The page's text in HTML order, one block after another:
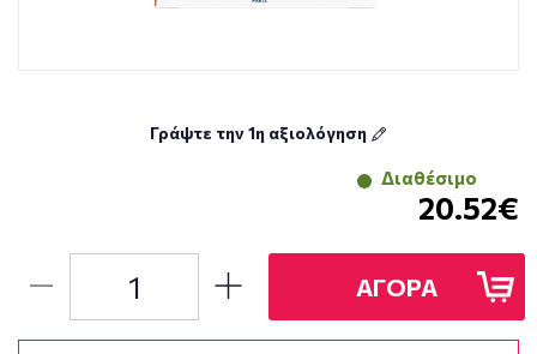
Γράψτε την 1η αξιολόγηση
Διαθέσιμο
20.52€
ΑΓΟΡΑ